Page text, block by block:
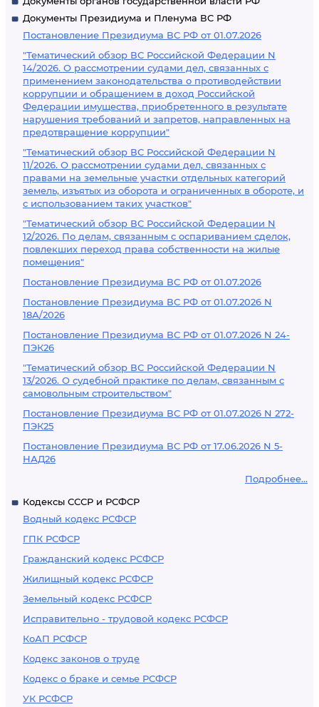
Документы Президиума и Пленума ВС РФ
Постановление Президиума ВС РФ от 01.07.2026
"Тематический обзор ВС Российской Федерации N
14/2026. О рассмотрении судами дел, связанных с
применением законодательства о противодействии
коррупции и обращением в доход Российской
Федерации имущества, приобретенного в результате
нарушения требований и запретов, направленных на
предотвращение коррупции"
"Тематический обзор ВС Российской Федерации N
11/2026. О рассмотрении судами дел, связанных с
правами на земельные участки отдельных категорий
земель, изъятых из оборота и ограниченных в обороте, и
с использованием таких участков"
"Тематический обзор ВС Российской Федерации N
12/2026. По делам, связанным с оспариванием сделок,
повлекших переход права собственности на жилые
помещения"
Постановление Президиума ВС РФ от 01.07.2026
Постановление Президиума ВС РФ от 01.07.2026 N
18А/2026
Постановление Президиума ВС РФ от 01.07.2026 N 24-
ПЭК26
"Тематический обзор ВС Российской Федерации N
13/2026. О судебной практике по делам, связанным с
самовольным строительством"
Постановление Президиума ВС РФ от 01.07.2026 N 272-
ПЭК25
Постановление Президиума ВС РФ от 17.06.2026 N 5-
НАД26
Подробнее...
Кодексы СССР и РСФСР
Водный кодекс РСФСР
ГПК РСФСР
Гражданский кодекс РСФСР
Жилищный кодекс РСФСР
Земельный кодекс РСФСР
Исправительно - трудовой кодекс РСФСР
КоАП РСФСР
Кодекс законов о труде
Кодекс о браке и семье РСФСР
УК РСФСР